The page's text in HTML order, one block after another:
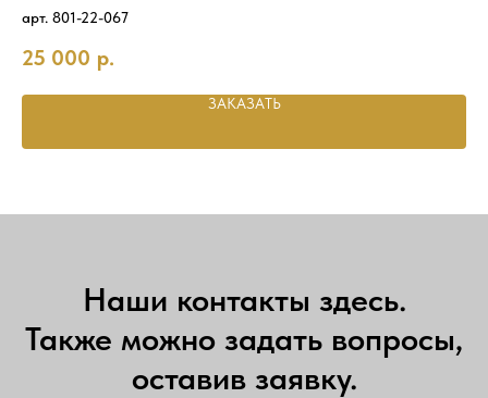
арт. 801-22-067
25 000 р.
ЗАКАЗАТЬ
Наши контакты здесь.
Также можно задать вопросы,
оставив заявку.